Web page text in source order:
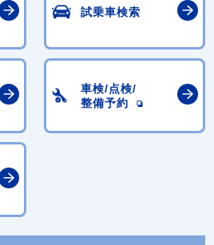
試乗車検索
車検/点検/
整備予約